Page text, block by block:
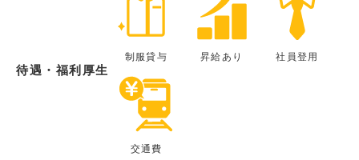
待遇・福利厚生
制服貸与 昇給あり 社員登用
交通費